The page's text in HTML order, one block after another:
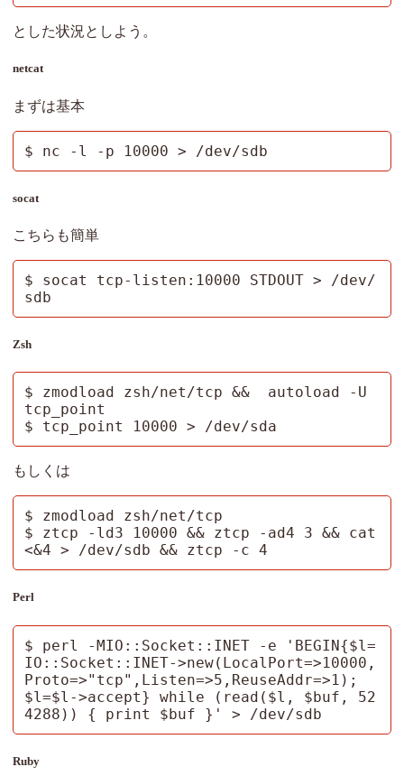
とした状況としよう。
netcat
まずは基本
$ nc -l -p 10000 > /dev/sdb
socat
こちらも簡単
$ socat tcp-listen:10000 STDOUT > /dev/
sdb
Zsh
$ zmodload zsh/net/tcp &&  autoload -U
tcp_point
$ tcp_point 10000 > /dev/sda
もしくは
$ zmodload zsh/net/tcp
$ ztcp -ld3 10000 && ztcp -ad4 3 && cat
<&4 > /dev/sdb && ztcp -c 4
Perl
$ perl -MIO::Socket::INET -e 'BEGIN{$l=
IO::Socket::INET->new(LocalPort=>10000,
Proto=>"tcp",Listen=>5,ReuseAddr=>1);
$l=$l->accept} while (read($l, $buf, 52
4288)) { print $buf }' > /dev/sdb
Ruby